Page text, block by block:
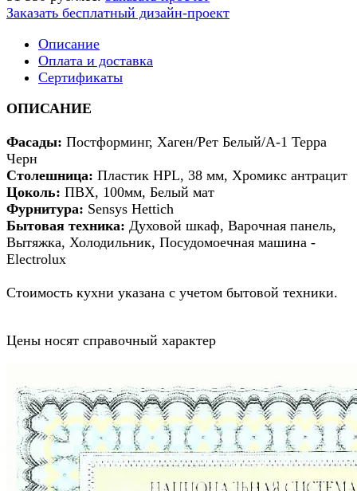
Заказать бесплатный дизайн-проект
Описание
Оплата и доставка
Сертификаты
ОПИСАНИЕ
Фасады: Постформинг, Хаген/Рет Белый/А-1 Терра
Черн
Столешница: Пластик HPL, 38 мм, Хромикс антрацит
Цоколь: ПВХ, 100мм, Белый мат
Фурнитура: Sensys Hettich
Бытовая техника: Духовой шкаф, Варочная панель,
Вытяжка, Холодильник, Посудомоечная машина -
Electrolux
Стоимость кухни указана с учетом бытовой техники.
Цены носят справочный характер